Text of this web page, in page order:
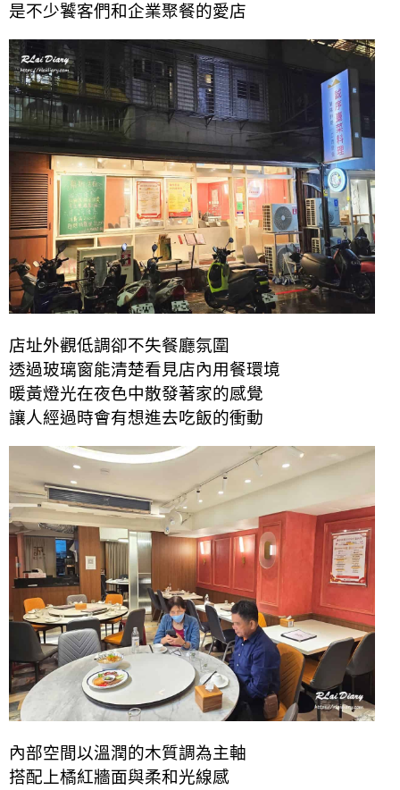
是不少饕客們和企業聚餐的愛店
店址外觀低調卻不失餐廳氛圍
透過玻璃窗能清楚看見店內用餐環境
暖黃燈光在夜色中散發著家的感覺
讓人經過時會有想進去吃飯的衝動
內部空間以溫潤的木質調為主軸
搭配上橘紅牆面與柔和光線感